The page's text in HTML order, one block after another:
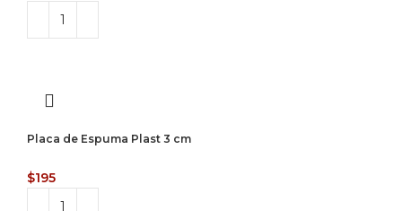
Placa de Espuma Plast 3 cm
$195